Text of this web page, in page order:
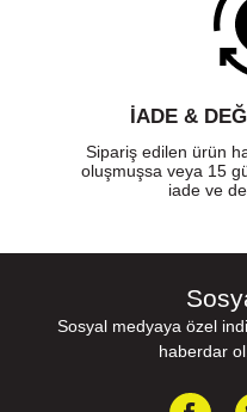
İADE &
Sipariş edilen ürün
oluşmuşsa veya 15
iade ve
Sosyal medyaya özel
haberdar